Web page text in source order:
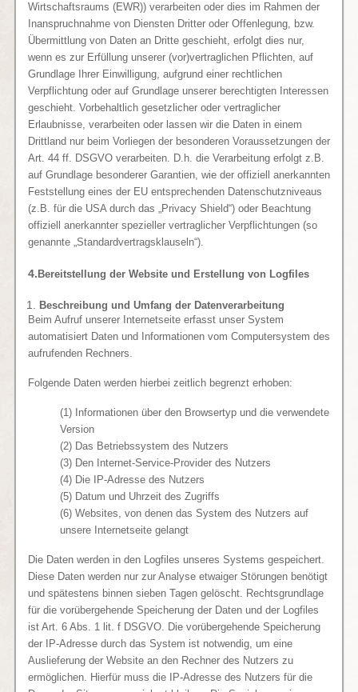
Wirtschaftsraums (EWR)) verarbeiten oder dies im Rahmen der
Inanspruchnahme von Diensten Dritter oder Offenlegung, bzw.
Übermittlung von Daten an Dritte geschieht, erfolgt dies nur,
wenn es zur Erfüllung unserer (vor)vertraglichen Pflichten, auf
Grundlage Ihrer Einwilligung, aufgrund einer rechtlichen
Verpflichtung oder auf Grundlage unserer berechtigten Interessen
geschieht. Vorbehaltlich gesetzlicher oder vertraglicher
Erlaubnisse, verarbeiten oder lassen wir die Daten in einem
Drittland nur beim Vorliegen der besonderen Voraussetzungen der
Art. 44 ff. DSGVO verarbeiten. D.h. die Verarbeitung erfolgt z.B.
auf Grundlage besonderer Garantien, wie der offiziell anerkannten
Feststellung eines der EU entsprechenden Datenschutzniveaus
(z.B. für die USA durch das „Privacy Shield“) oder Beachtung
offiziell anerkannter spezieller vertraglicher Verpflichtungen (so
genannte „Standardvertragsklauseln“).
4. Bereitstellung der Website und Erstellung von Logfiles
Beschreibung und Umfang der Datenverarbeitung
Beim Aufruf unserer Internetseite erfasst unser System
automatisiert Daten und Informationen vom Computersystem des
aufrufenden Rechners.
Folgende Daten werden hierbei zeitlich begrenzt erhoben:
(1) Informationen über den Browsertyp und die verwendete
Version
(2) Das Betriebssystem des Nutzers
(3) Den Internet-Service-Provider des Nutzers
(4) Die IP-Adresse des Nutzers
(5) Datum und Uhrzeit des Zugriffs
(6) Websites, von denen das System des Nutzers auf
unsere Internetseite gelangt
Die Daten werden in den Logfiles unseres Systems gespeichert.
Diese Daten werden nur zur Analyse etwaiger Störungen benötigt
und spätestens binnen sieben Tagen gelöscht. Rechtsgrundlage
für die vorübergehende Speicherung der Daten und der Logfiles
ist Art. 6 Abs. 1 lit. f DSGVO. Die vorübergehende Speicherung
der IP-Adresse durch das System ist notwendig, um eine
Auslieferung der Website an den Rechner des Nutzers zu
ermöglichen. Hierfür muss die IP-Adresse des Nutzers für die